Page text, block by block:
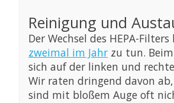
Reinigung und
Der Wechsel des HEPA-
zweimal im Jahr zu tun.
sich auf der linken und
Wir raten dringend davon
sind mit bloßem Auge oft